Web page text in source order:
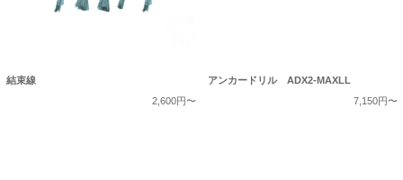
結束線
2,600円〜
アンカードリル ADX2-MAXLL
7,150円〜